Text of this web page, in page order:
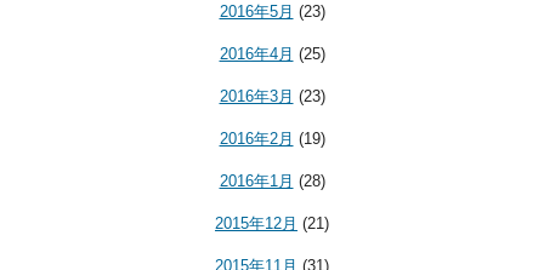
2016年5月 (23)
2016年4月 (25)
2016年3月 (23)
2016年2月 (19)
2016年1月 (28)
2015年12月 (21)
2015年11月 (31)